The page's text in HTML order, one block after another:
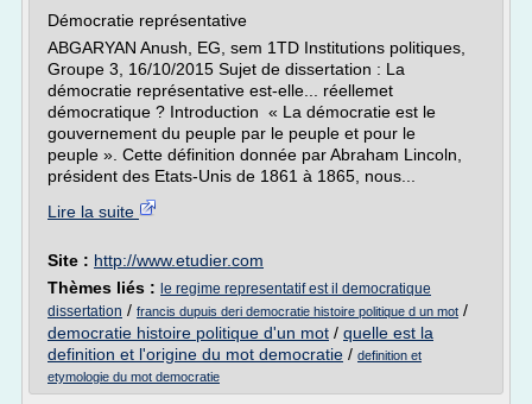
Démocratie représentative
ABGARYAN Anush, EG, sem 1TD Institutions politiques,
Groupe 3, 16/10/2015 Sujet de dissertation : La
démocratie représentative est-elle... réellemet
démocratique ? Introduction « La démocratie est le
gouvernement du peuple par le peuple et pour le
peuple ». Cette définition donnée par Abraham Lincoln,
président des Etats-Unis de 1861 à 1865, nous...
Lire la suite
Site : http://www.etudier.com
Thèmes liés : le regime representatif est il democratique
dissertation / francis dupuis deri democratie histoire politique d un mot /
democratie histoire politique d'un mot / quelle est la
definition et l'origine du mot democratie / definition et
etymologie du mot democratie